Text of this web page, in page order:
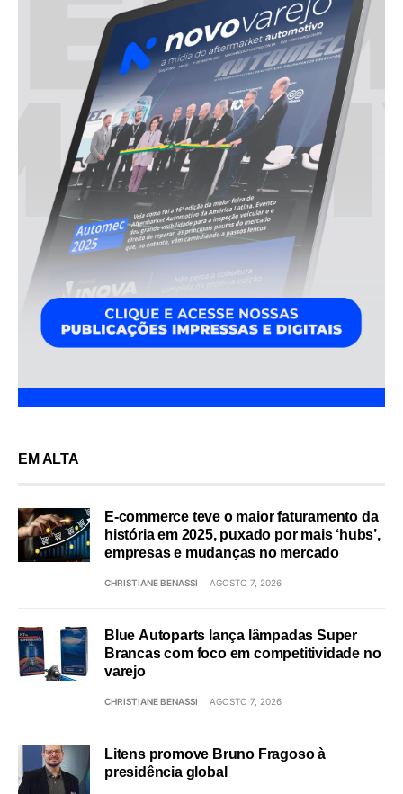
EM ALTA
E-commerce teve o maior faturamento da
história em 2025, puxado por mais ‘hubs’,
empresas e mudanças no mercado
CHRISTIANE BENASSI AGOSTO 7, 2026
Blue Autoparts lança lâmpadas Super
Brancas com foco em competitividade no
varejo
CHRISTIANE BENASSI AGOSTO 7, 2026
Litens promove Bruno Fragoso à
presidência global